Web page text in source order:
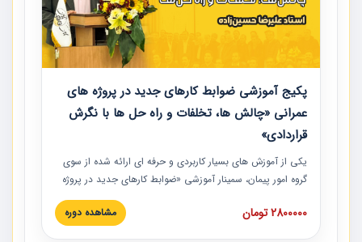
پکیج آموزشی ضوابط کارهای جدید در پروژه های
عمرانی «چالش ها، تخلفات و راه حل ها با نگرش
قراردادی»
یکی از آموزش‏‏‏‏‏‏ های بسیار کاربردی و حرفه‏ ای ارائه شده از سوی
گروه امور پیمان، سمینار آموزشی «ضوابط کارهای جدید در پروژه
های عمرانی» چالش ها، تخلفات و راه حل ها با نگرش قراردادی
است که در محل سندیکای شرکت های ساختمانی کشور ارائه شد.
2800000 تومان مشاهده دوره